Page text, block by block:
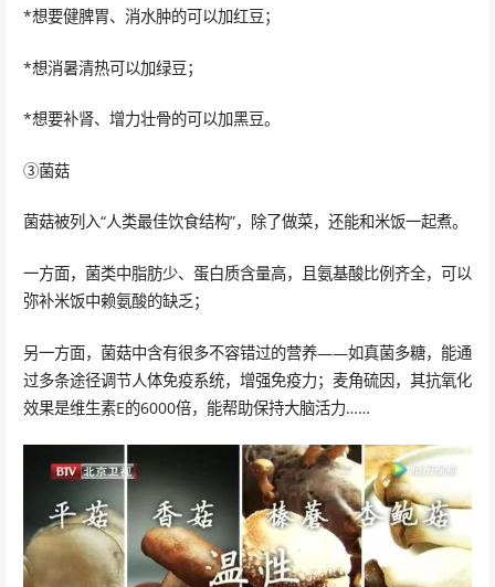
*想要健脾胃、消水肿的可以加红豆；
*想消暑清热可以加绿豆；
*想要补肾、增力壮骨的可以加黑豆。
③菌菇
菌菇被列入“人类最佳饮食结构”，除了做菜，还能和米饭一起煮。
一方面，菌类中脂肪少、蛋白质含量高，且氨基酸比例齐全，可以
弥补米饭中赖氨酸的缺乏；
另一方面，菌菇中含有很多不容错过的营养——如真菌多糖，能通
过多条途径调节人体免疫系统，增强免疫力；麦角硫因，其抗氧化
效果是维生素E的6000倍，能帮助保持大脑活力……